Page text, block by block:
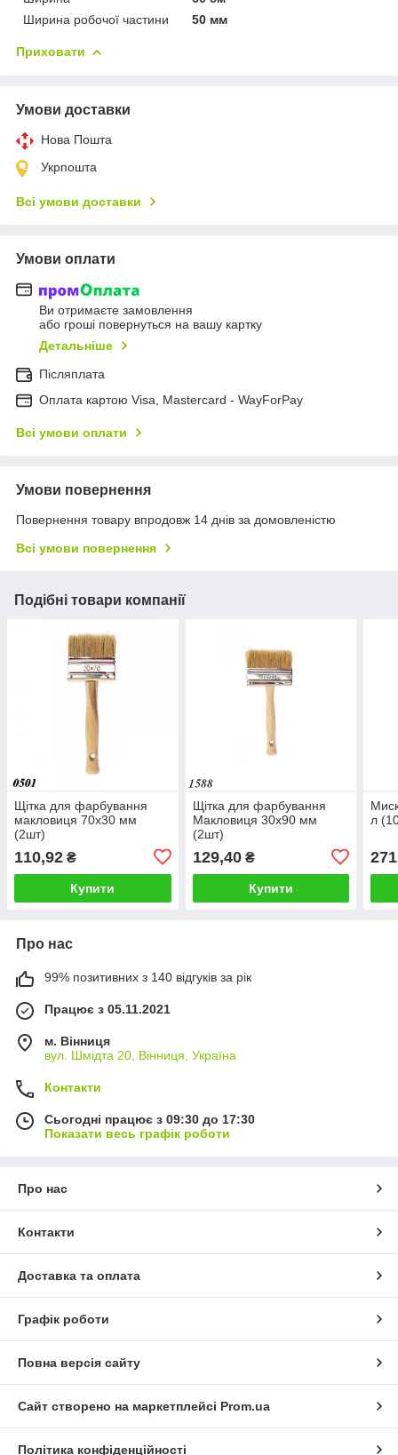
Ширина робочої частини
50 мм
Приховати
Умови доставки
Нова Пошта
Укрпошта
Всі умови доставки
Умови оплати
Ви отримаєте замовлення
або гроші повернуться на вашу картку
Детальніше
Післяплата
Оплата картою Visa, Mastercard - WayForPay
Всі умови оплати
Умови повернення
Повернення товару впродовж 14 днів за домовленістю
Всі умови повернення
Подібні товари компанії
Щітка для фарбування
макловиця 70х30 мм
(2шт)
110,92 ₴
Купити
Щітка для фарбування
Макловиця 30х90 мм
(2шт)
129,40₴
Купити
л
Про нас
99% позитивних з 140 відгуків за рік
Працює з 05.11.2021
м. Вінниця
вул. Шмідта 20, Вінниця, Україна
Контакти
Сьогодні працює з 09:30 до 17:30
Показати весь графік роботи
Про нас
Контакти
Доставка та оплата
Графік роботи
Повна версія сайту
Сайт створено на маркетплейсі Prom.ua
Політика конфіденційності